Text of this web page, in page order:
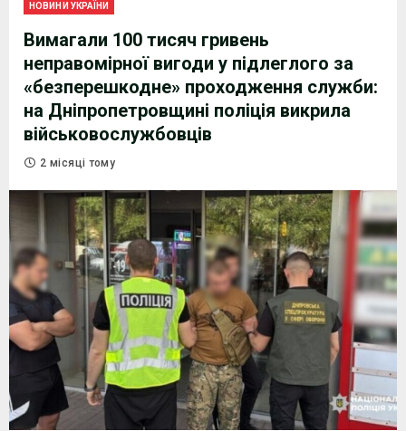
НОВИНИ УКРАЇНИ
Вимагали 100 тисяч гривень
неправомірної вигоди у підлеглого за
«безперешкодне» проходження служби:
на Дніпропетровщині поліція викрила
військовослужбовців
2 місяці тому